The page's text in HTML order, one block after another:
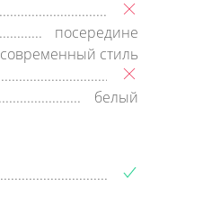
посередине
современный стиль
белый